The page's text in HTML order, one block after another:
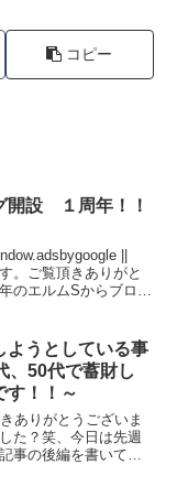
コピー
設 １周年！！
||
。ご覧頂きありがと
のエルムSからブログ
ようとしている事
、50代で蓄財し
す！！～
ありがとうございま
た？笑、今日は先週
事の後編を書いてい